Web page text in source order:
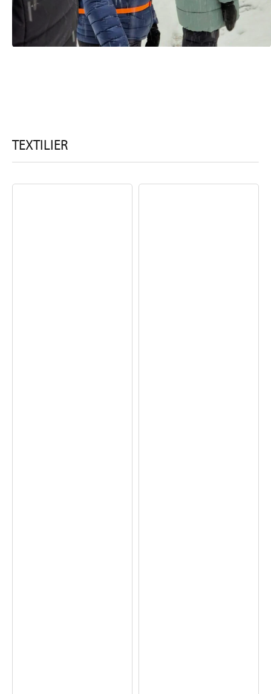
TEXTILIER